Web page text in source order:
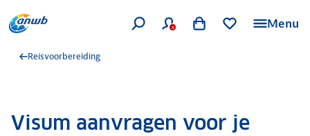
Menu
Reisvoorbereiding
Visum aanvragen voor je